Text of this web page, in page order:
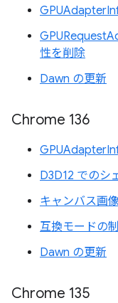
性を削除
Dawn の更新
Chrome 136
D3D12 でのシ
キャンバス画
互換モードの
Dawn の更新
Chrome 135